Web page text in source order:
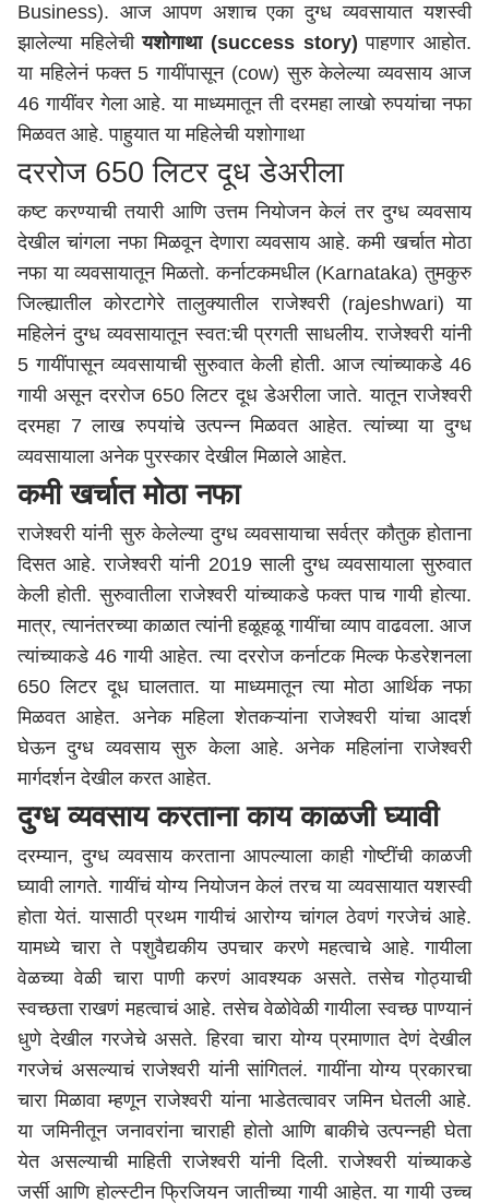
Business). आज आपण अशाच एका दुग्ध व्यवसायात यशस्वी
झालेल्या महिलेचीयशोगाथा (success story) पाहणार आहोत.
या महिलेनं फक्त 5 गायींपासून (cow) सुरु केलेल्या व्यवसाय आज
46 गायींवर गेला आहे. या माध्यमातून ती दरमहा लाखो रुपयांचा नफा
मिळवत आहे. पाहुयात या महिलेची यशोगाथा
दररोज 650 लिटर दूध डेअरीला
कष्ट करण्याची तयारी आणि उत्तम नियोजन केलं तर दुग्ध व्यवसाय
देखील चांगला नफा मिळवून देणारा व्यवसाय आहे. कमी खर्चात मोठा
नफा या व्यवसायातून मिळतो. कर्नाटकमधील (Karnataka) तुमकुरु
जिल्ह्यातील कोरटागेरे तालुक्यातील राजेश्वरी (rajeshwari) या
महिलेनं दुग्ध व्यवसायातून स्वत:ची प्रगती साधलीय. राजेश्वरी यांनी
5 गायींपासून व्यवसायाची सुरुवात केली होती. आज त्यांच्याकडे 46
गायी असून दररोज 650 लिटर दूध डेअरीला जाते. यातून राजेश्वरी
दरमहा 7 लाख रुपयांचे उत्पन्न मिळवत आहेत. त्यांच्या या दुग्ध
व्यवसायाला अनेक पुरस्कार देखील मिळाले आहेत.
कमी खर्चात मोठा नफा
राजेश्वरी यांनी सुरु केलेल्या दुग्ध व्यवसायाचा सर्वत्र कौतुक होताना
दिसत आहे. राजेश्वरी यांनी 2019 साली दुग्ध व्यवसायाला सुरुवात
केली होती. सुरुवातीला राजेश्वरी यांच्याकडे फक्त पाच गायी होत्या.
मात्र, त्यानंतरच्या काळात त्यांनी हळूहळू गायींचा व्याप वाढवला. आज
त्यांच्याकडे 46 गायी आहेत. त्या दररोज कर्नाटक मिल्क फेडरेशनला
650 लिटर दूध घालतात. या माध्यमातून त्या मोठा आर्थिक नफा
मिळवत आहेत. अनेक महिला शेतकऱ्यांना राजेश्वरी यांचा आदर्श
घेऊन दुग्ध व्यवसाय सुरु केला आहे. अनेक महिलांना राजेश्वरी
मार्गदर्शन देखील करत आहेत.
दुग्ध व्यवसाय करताना काय काळजी घ्यावी
दरम्यान, दुग्ध व्यवसाय करताना आपल्याला काही गोष्टींची काळजी
घ्यावी लागते. गायींचं योग्य नियोजन केलं तरच या व्यवसायात यशस्वी
होता येतं. यासाठी प्रथम गायीचं आरोग्य चांगल ठेवणं गरजेचं आहे.
यामध्ये चारा ते पशुवैद्यकीय उपचार करणे महत्वाचे आहे. गायीला
वेळच्या वेळी चारा पाणी करणं आवश्यक असते. तसेच गोठ्याची
स्वच्छता राखणं महत्वाचं आहे. तसेच वेळोवेळी गायीला स्वच्छ पाण्यानं
धुणे देखील गरजेचे असते. हिरवा चारा योग्य प्रमाणात देणं देखील
गरजेचं असल्याचं राजेश्वरी यांनी सांगितलं. गायींना योग्य प्रकारचा
चारा मिळावा म्हणून राजेश्वरी यांना भाडेतत्वावर जमिन घेतली आहे.
या जमिनीतून जनावरांना चाराही होतो आणि बाकीचे उत्पन्नही घेता
येत असल्याची माहिती राजेश्वरी यांनी दिली. राजेश्वरी यांच्याकडे
जर्सी आणि होल्स्टीन फ्रिजियन जातीच्या गायी आहेत. या गायी उच्च